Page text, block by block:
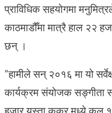
प्राविधिक सहयोगमा
काठमाडौँमा मात्रै हाल २२
छन् ।
“हामीले सन् २०१६ मा यो
कार्यक्रम संयोजक सङ्गीता